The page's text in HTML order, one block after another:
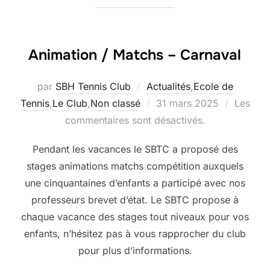
Animation / Matchs – Carnaval
par SBH Tennis Club Actualités,Ecole de
Tennis,Le Club,Non classé
Publié
le
31 mars 2025
Les
commentaires sont désactivés.
Pendant les vacances le SBTC a proposé des
stages animations matchs compétition auxquels
une cinquantaines d’enfants a participé avec nos
professeurs brevet d’état. Le SBTC propose à
chaque vacance des stages tout niveaux pour vos
enfants, n’hésitez pas à vous rapprocher du club
pour plus d’informations.